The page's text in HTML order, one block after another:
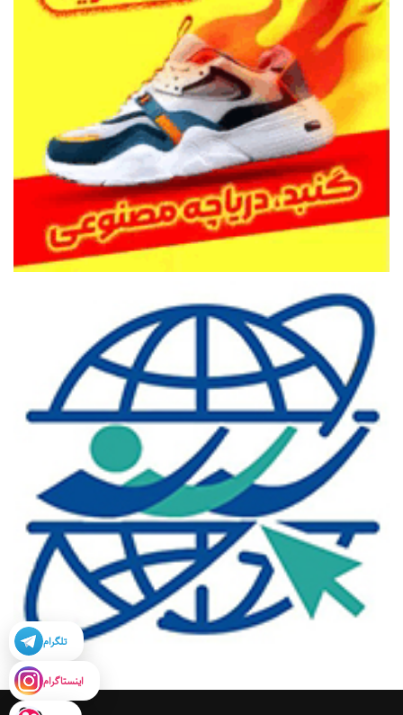
تلگرام
اینستاگرام